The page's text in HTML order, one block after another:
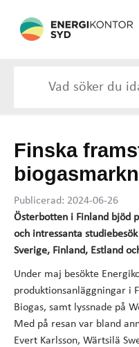
Finska
Publicerad: 2024-06-26
Österbotten i Finland bjöd
och intressanta
Sverige, Finland, Estland
Under maj besökte
produktionsanläggningar i
Biogas, samt lyssnade på
Med på resan var bland
Evert Karlsson, Wärtsilä